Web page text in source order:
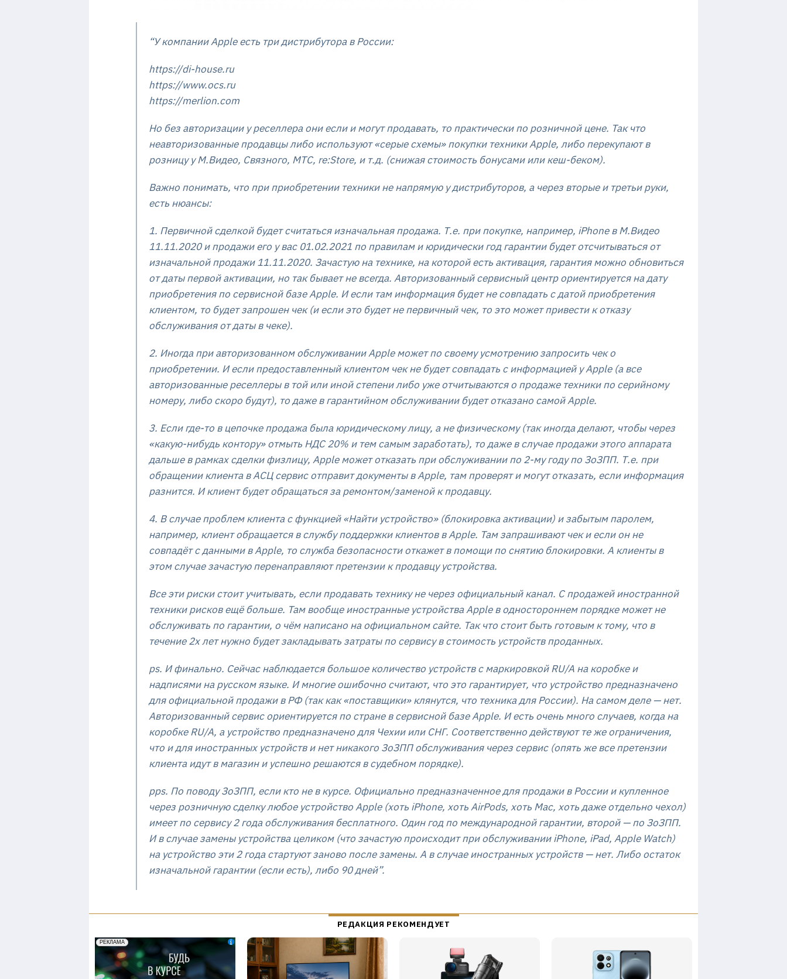
“У компании Apple есть три дистрибутора в России:
https://di-house.ru
https://www.ocs.ru
https://merlion.com
Но без авторизации у реселлера они если и могут продавать, то практически по розничной цене. Так что
неавторизованные продавцы либо используют «серые схемы» покупки техники Apple, либо перекупают в
розницу у М.Видео, Связного, МТС, re:Store, и т.д. (снижая стоимость бонусами или кеш-беком).
Важно понимать, что при приобретении техники не напрямую у дистрибуторов, а через вторые и третьи руки,
есть нюансы:
1. Первичной сделкой будет считаться изначальная продажа. Т.е. при покупке, например, iPhone в М.Видео
11.11.2020 и продажи его у вас 01.02.2021 по правилам и юридически год гарантии будет отсчитываться от
изначальной продажи 11.11.2020. Зачастую на технике, на которой есть активация, гарантия можно обновиться
от даты первой активации, но так бывает не всегда. Авторизованный сервисный центр ориентируется на дату
приобретения по сервисной базе Apple. И если там информация будет не совпадать с датой приобретения
клиентом, то будет запрошен чек (и если это будет не первичный чек, то это может привести к отказу
обслуживания от даты в чеке).
2. Иногда при авторизованном обслуживании Apple может по своему усмотрению запросить чек о
приобретении. И если предоставленный клиентом чек не будет совпадать с информацией у Apple (а все
авторизованные реселлеры в той или иной степени либо уже отчитываются о продаже техники по серийному
номеру, либо скоро будут), то даже в гарантийном обслуживании будет отказано самой Apple.
3. Если где-то в цепочке продажа была юридическому лицу, а не физическому (так иногда делают, чтобы через
«какую-нибудь контору» отмыть НДС 20% и тем самым заработать), то даже в случае продажи этого аппарата
дальше в рамках сделки физлицу, Apple может отказать при обслуживании по 2-му году по ЗоЗПП. Т.е. при
обращении клиента в АСЦ сервис отправит документы в Apple, там проверят и могут отказать, если информация
разнится. И клиент будет обращаться за ремонтом/заменой к продавцу.
4. В случае проблем клиента с функцией «Найти устройство» (блокировка активации) и забытым паролем,
например, клиент обращается в службу поддержки клиентов в Apple. Там запрашивают чек и если он не
совпадёт с данными в Apple, то служба безопасности откажет в помощи по снятию блокировки. А клиенты в
этом случае зачастую перенаправляют претензии к продавцу устройства.
Все эти риски стоит учитывать, если продавать технику не через официальный канал. С продажей иностранной
техники рисков ещё больше. Там вообще иностранные устройства Apple в одностороннем порядке может не
обслуживать по гарантии, о чём написано на официальном сайте. Так что стоит быть готовым к тому, что в
течение 2х лет нужно будет закладывать затраты по сервису в стоимость устройств проданных.
ps. И финально. Сейчас наблюдается большое количество устройств с маркировкой RU/A на коробке и
надписями на русском языке. И многие ошибочно считают, что это гарантирует, что устройство предназначено
для официальной продажи в РФ (так как «поставщики» клянутся, что техника для России). На самом деле — нет.
Авторизованный сервис ориентируется по стране в сервисной базе Apple. И есть очень много случаев, когда на
коробке RU/A, а устройство предназначено для Чехии или СНГ. Соответственно действуют те же ограничения,
что и для иностранных устройств и нет никакого ЗоЗПП обслуживания через сервис (опять же все претензии
клиента идут в магазин и успешно решаются в судебном порядке).
pps. По поводу ЗоЗПП, если кто не в курсе. Официально предназначенное для продажи в России и купленное
через розничную сделку любое устройство Apple (хоть iPhone, хоть AirPods, хоть Mac, хоть даже отдельно чехол)
имеет по сервису 2 года обслуживания бесплатного. Один год по международной гарантии, второй — по ЗоЗПП.
И в случае замены устройства целиком (что зачастую происходит при обслуживании iPhone, iPad, Apple Watch)
на устройство эти 2 года стартуют заново после замены. А в случае иностранных устройств — нет. Либо остаток
изначальной гарантии (если есть), либо 90 дней”.